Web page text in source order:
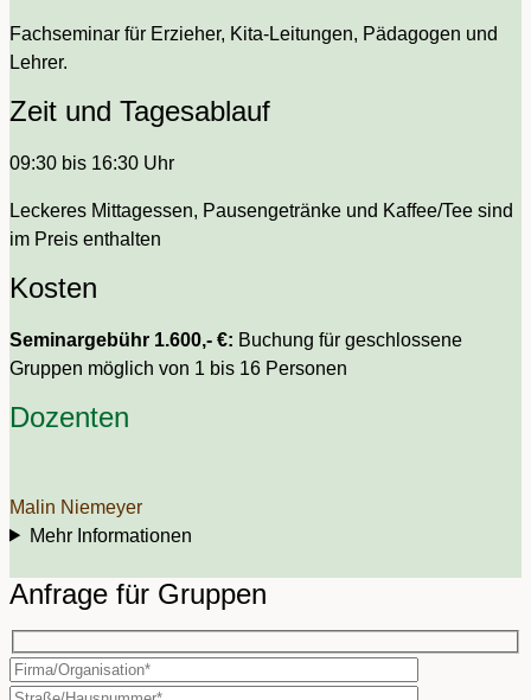
Fachseminar für Erzieher, Kita-Leitungen, Pädagogen und
Lehrer.
Zeit und Tagesablauf
09:30 bis 16:30 Uhr
Leckeres Mittagessen, Pausengetränke und Kaffee/Tee sind
im Preis enthalten
Kosten
Seminargebühr 1.600,- €: Buchung für geschlossene
Gruppen möglich von 1 bis 16 Personen
Dozenten
Malin Niemeyer
Mehr Informationen
Anfrage für Gruppen